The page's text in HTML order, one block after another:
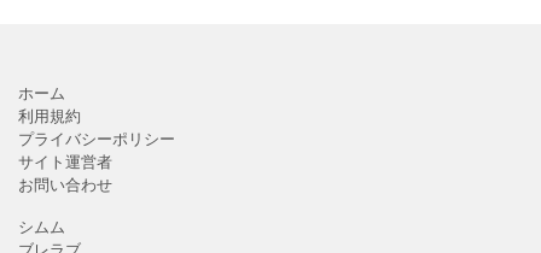
ホーム
利用規約
プライバシーポリシー
サイト運営者
お問い合わせ
シムム